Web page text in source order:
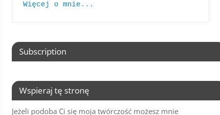
Więcej o mnie...
Subscription
Wspieraj tę stronę
Jeżeli podoba Ci się moja twórczość możesz mnie